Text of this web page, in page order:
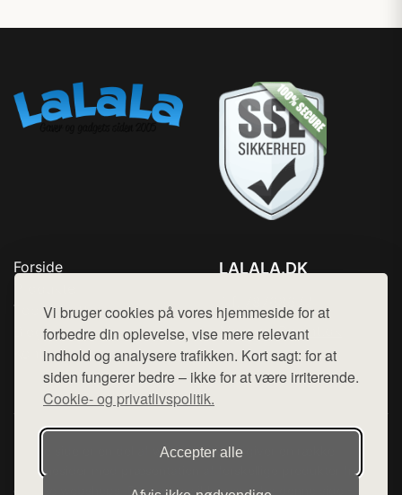
Vi bruger cookies på vores hjemmeside for at
forbedre din oplevelse, vise mere relevant
indhold og analysere trafikken. Kort sagt: for at
siden fungerer bedre – ikke for at være irriterende.
Cookie- og privatlivspolitik.
Accepter alle
Forside
Top Rabatter
Blog
Kontakt
LALALA.DK
Mail: hej@want.dk
Cookie- og privatlivspolitik
Denne side er en del af want.dk, der udgiver en række
hjemmesider med præsentation af forskellige produkter fra
diverse webshops. Der sælges ikke varer fra denne side - vi